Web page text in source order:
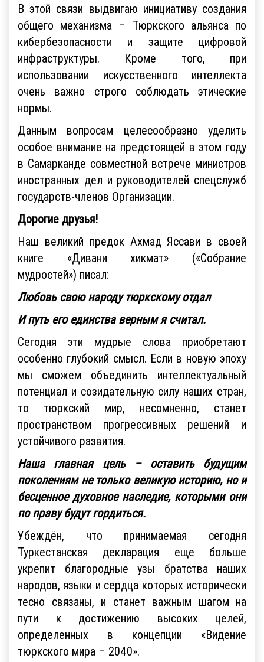
В этой связи выдвигаю инициативу создания
общего механизма – Тюркского альянса по
кибербезопасности и защите цифровой
инфраструктуры. Кроме того, при
использовании искусственного интеллекта
очень важно строго соблюдать этические
нормы.
Данным вопросам целесообразно уделить
особое внимание на предстоящей в этом году
в Самарканде совместной встрече министров
иностранных дел и руководителей спецслужб
государств-членов Организации.
Дорогие друзья!
Наш великий предок Ахмад Яссави в своей
книге «Дивани хикмат» («Собрание
мудростей») писал:
Любовь свою народу тюркскому отдал
И путь его единства верным я считал.
Сегодня эти мудрые слова приобретают
особенно глубокий смысл. Если в новую эпоху
мы сможем объединить интеллектуальный
потенциал и созидательную силу наших стран,
то тюркский мир, несомненно, станет
пространством прогрессивных решений и
устойчивого развития.
Наша главная цель – оставить будущим
поколениям не только великую историю, но и
бесценное духовное наследие, которыми они
по праву будут гордиться.
Убеждён, что принимаемая сегодня
Туркестанская декларация еще больше
укрепит благородные узы братства наших
народов, языки и сердца которых исторически
тесно связаны, и станет важным шагом на
пути к достижению высоких целей,
определенных в концепции «Видение
тюркского мира – 2040».